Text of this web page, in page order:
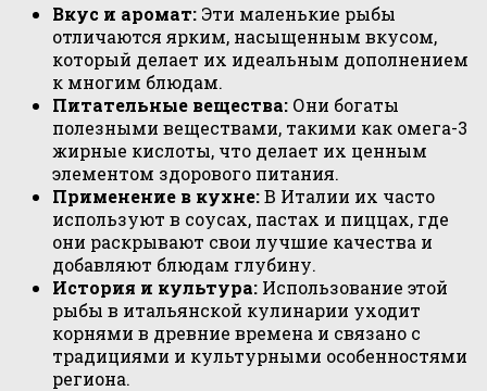
Вкус и аромат: Эти маленькие рыбы
отличаются ярким, насыщенным вкусом,
который делает их идеальным дополнением
к многим блюдам.
Питательные вещества: Они богаты
полезными веществами, такими как омега-3
жирные кислоты, что делает их ценным
элементом здорового питания.
Применение в кухне:В Италии их часто
используют в соусах, пастах и пиццах, где
они раскрывают свои лучшие качества и
добавляют блюдам глубину.
История и культура: Использование этой
рыбы в итальянской кулинарии уходит
корнями в древние времена и связано с
традициями и культурными особенностями
региона.